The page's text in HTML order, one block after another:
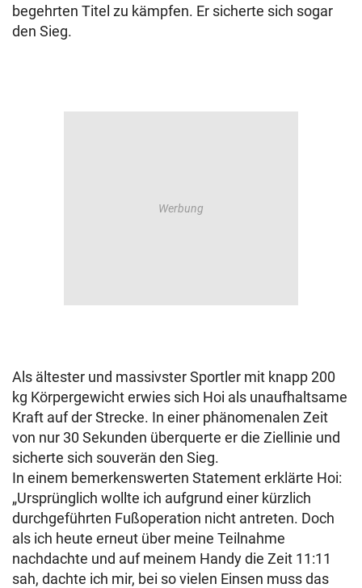
begehrten Titel zu kämpfen. Er sicherte sich sogar
den Sieg.
Als ältester und massivster Sportler mit knapp 200
kg Körpergewicht erwies sich Hoi als unaufhaltsame
Kraft auf der Strecke. In einer phänomenalen Zeit
von nur 30 Sekunden überquerte er die Ziellinie und
sicherte sich souverän den Sieg.
In einem bemerkenswerten Statement erklärte Hoi:
„Ursprünglich wollte ich aufgrund einer kürzlich
durchgeführten Fußoperation nicht antreten. Doch
als ich heute erneut über meine Teilnahme
nachdachte und auf meinem Handy die Zeit 11:11
sah, dachte ich mir, bei so vielen Einsen muss das